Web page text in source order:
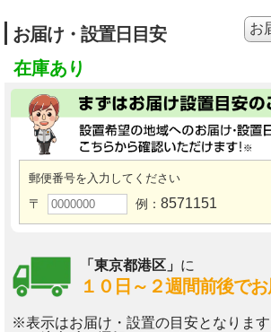
お届け・設置日目安
在庫あり
郵便番号を入力してください
〒 例： 8571151
「東京都港区」 に
１０日～２週間前後で
※表示はお届け・設置の目安となります
お